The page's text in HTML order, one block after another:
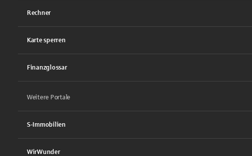
Rechner
Karte sperren
Finanzglossar
Weitere Portale
S-Immobilien
WirWunder